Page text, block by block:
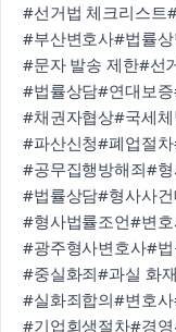
#선거법 체크리스트
#부산변호사#법률
#문자 발송 제한#선
#법률상담#연대보증
#채권자협상#국세
#파산신청#폐업절차
#공무집행방해죄#
#법률상담#형사사
#형사법률조언#변
#광주형사변호사#
#중실화죄#과실 화
#실화죄합의#변호사
#기업회생절차#경